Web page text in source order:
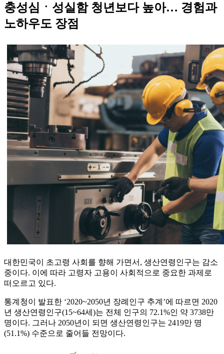
충성심ㆍ성실함 청년보다 높아… 경험과
노하우도 장점
대한민국이 초고령 사회를 향해 가면서, 생산연령인구는 감소
중이다. 이에 따라 고령자 고용이 사회적으로 중요한 과제로
떠오르고 있다.
통계청이 발표한 ‘2020~2050년 장례인구 추계’에 따르면 2020
년 생산연령인구(15~64세)는 전체 인구의 72.1%인 약 3738만
명이다. 그러나 2050년이 되면 생산연령인구는 2419만 명
(51.1%) 수준으로 줄어들 전망이다.